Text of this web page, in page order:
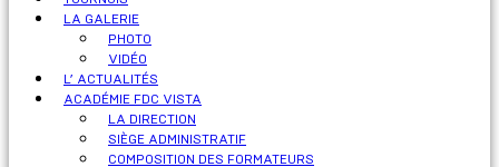
LA GALERIE
PHOTO
VIDÉO
L’ ACTUALITÉS
ACADÉMIE FDC VISTA
LA DIRECTION
SIÈGE ADMINISTRATIF
COMPOSITION DES FORMATEURS